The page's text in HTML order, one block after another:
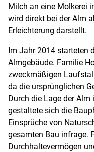
Milch an eine Molkerei
wird direkt bei der Alm
Erleichterung darstellt.
Im Jahr 2014 starteten
Almgebäude. Familie
zweckmäßigen
da die ursprünglichen
Durch die Lage der
gestaltete sich die
Einsprüche von
gesamten Bau infrage.
Durchhaltevermögen